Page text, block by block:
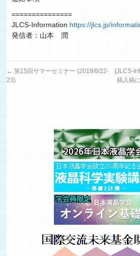
===============
JLCS-Information https://jlcs.jp/
発信者：山本 潤
← 第15回サマーセミナー (2019/8/22-
23)
[JLCS-
稿入稿